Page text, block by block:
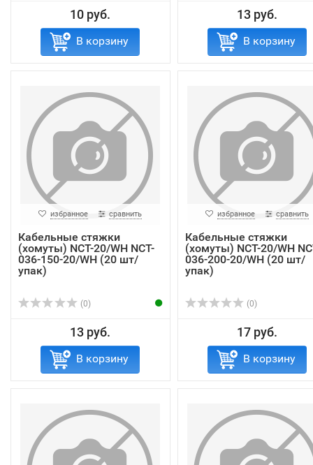
10 руб.
В корзину
13 руб.
В корзину
избранное сравнить
Кабельные стяжки
(хомуты) NCT-20/WH NCT-
036-150-20/WH (20 шт/
упак)
(0)
13 руб.
В корзину
избранное сравнить
Кабельные стяжки
(хомуты) NCT-20/WH
036-200-20/WH (20 шт/
упак)
(0)
17 руб.
В корзину